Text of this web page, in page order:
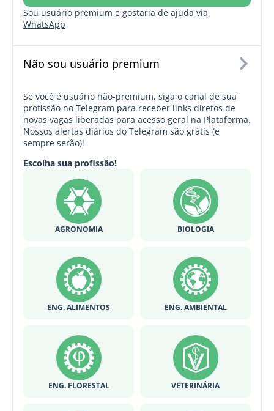
Sou usuário premium e gostaria de ajuda via
WhatsApp
Não sou usuário premium
Se você é usuário não-premium, siga o canal de sua
profissão no Telegram para receber links diretos de
novas vagas liberadas para acesso geral na Plataforma.
Nossos alertas diários do Telegram são grátis (e
sempre serão)!
Escolha sua profissão!
AGRONOMIA BIOLOGIA
ENG. ALIMENTOS ENG. AMBIENTAL
ENG. FLORESTAL VETERINÁRIA